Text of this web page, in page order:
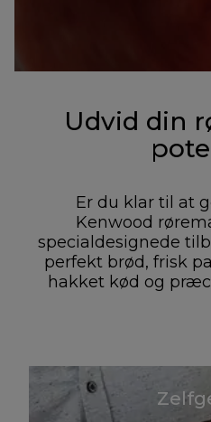
Udvid din
Er du klar til at
Kenwood
specialdesignede
perfekt brød, frisk
hakket kød og